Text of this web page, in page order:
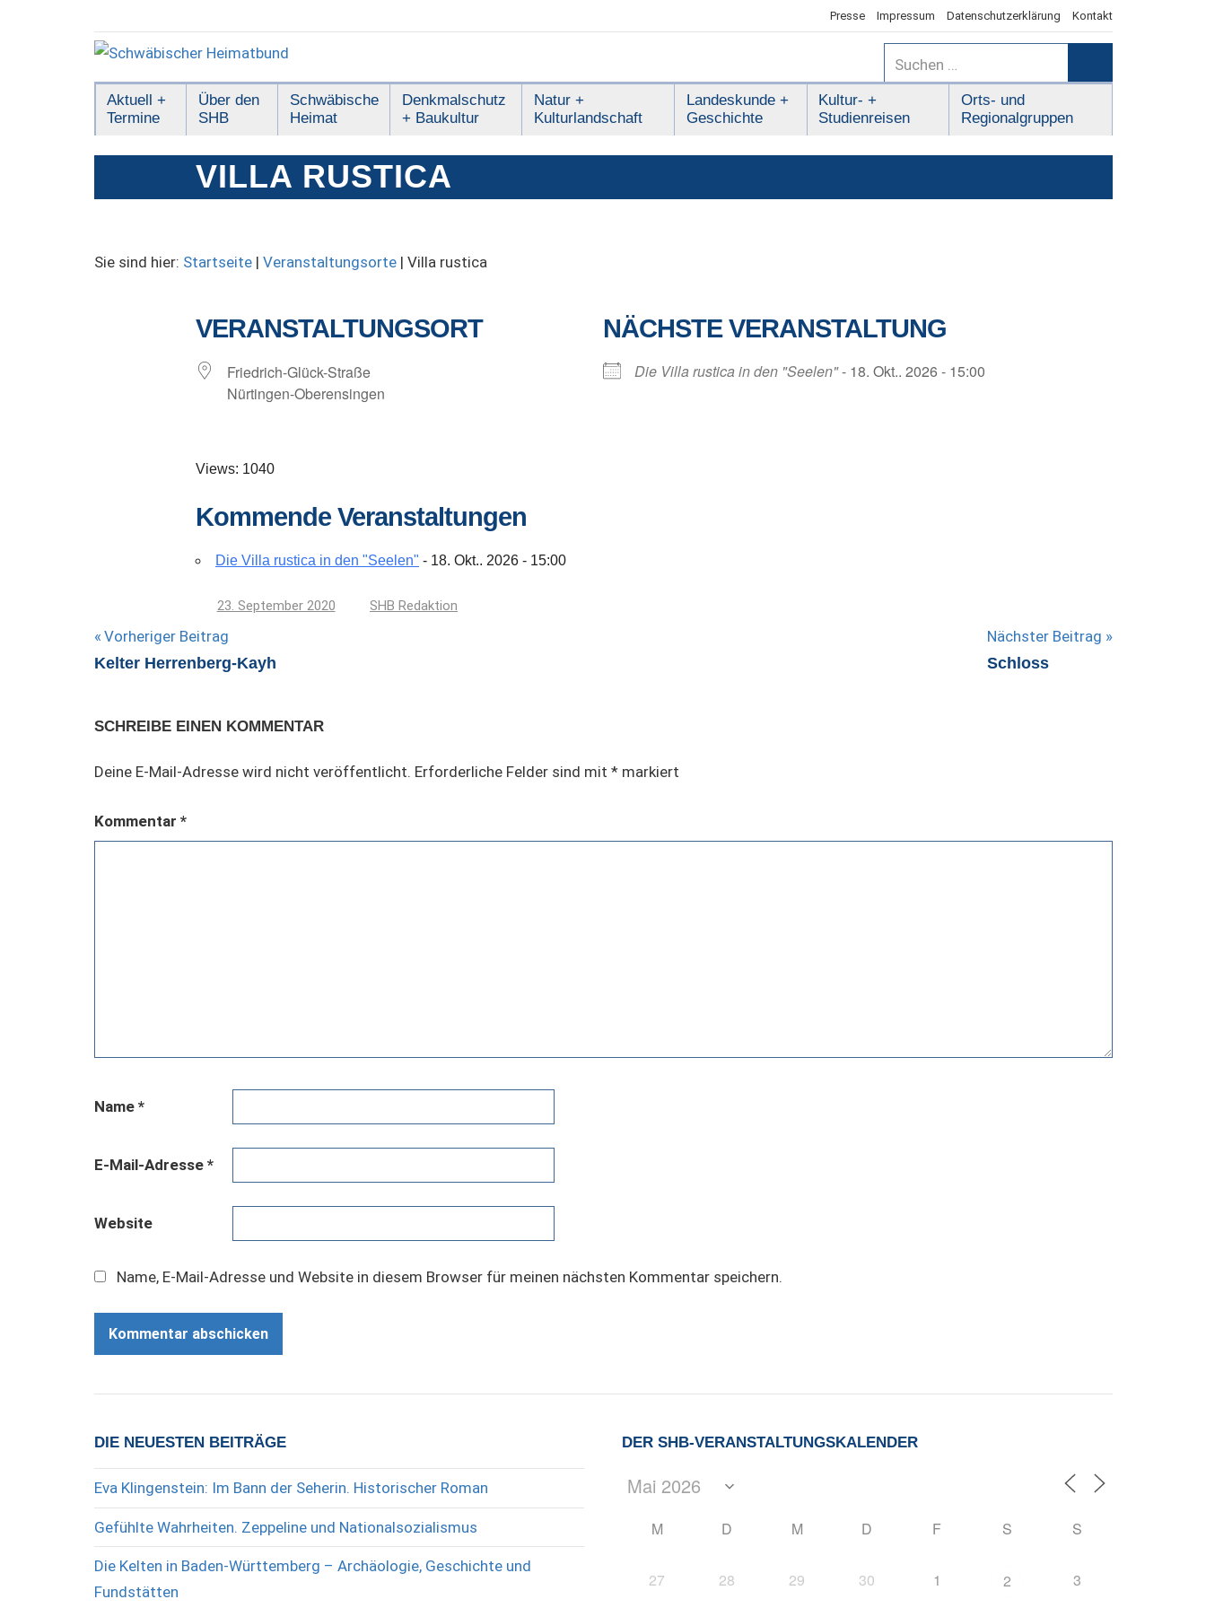
Presse Impressum Datenschutzerklärung Kontakt
Schwäbischer
Heimatbund
Suchen
nach:
Aktuell +
Termine
Über den
SHB
Schwäbische
Heimat
Denkmalschutz
+ Baukultur
Natur +
Kulturlandschaft
Landeskunde +
Geschichte
Kultur- +
Studienreisen
Orts- und
Regionalgruppen
VILLA RUSTICA
Sie sind hier: Startseite| Veranstaltungsorte| Villa rustica
VERANSTALTUNGSORT
Friedrich-Glück-Straße
Nürtingen-Oberensingen
NÄCHSTE VERANSTALTUNG
Die Villa rustica in den "Seelen"- 18. Okt.. 2026 - 15:00
Views: 1040
Kommende Veranstaltungen
Die Villa rustica in den "Seelen" - 18. Okt.. 2026 - 15:00
23. September 2020 SHB Redaktion
Beitragsnavigation
Vorheriger Beitrag
Kelter Herrenberg-Kayh
Nächster Beitrag
Schloss
SCHREIBE EINEN KOMMENTAR
Deine E-Mail-Adresse wird nicht veröffentlicht. Erforderliche Felder sind mit *markiert
Kommentar *
Name *
E-Mail-Adresse *
Website
Name, E-Mail-Adresse und Website in diesem Browser für meinen nächsten Kommentar speichern.
DIE NEUESTEN BEITRÄGE
Eva Klingenstein: Im Bann der Seherin. Historischer Roman
Gefühlte Wahrheiten. Zeppeline und Nationalsozialismus
Die Kelten in Baden-Württemberg – Archäologie, Geschichte und
Fundstätten
DER SHB-VERANSTALTUNGSKALENDER
M D M D F S S
27 28 29 30 1 2 3